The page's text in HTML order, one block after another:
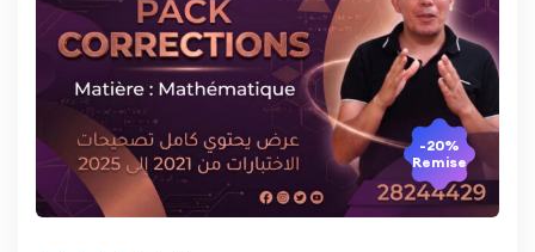
-20%
Remise